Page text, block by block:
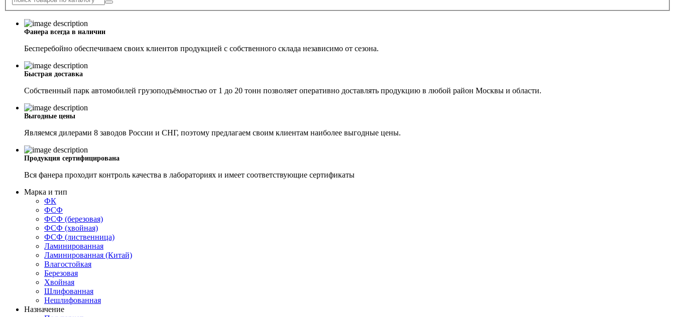
Фанера всегда в наличии
Бесперебойно обеспечиваем своих клиентов продукцией с собственного склада независимо от сезона.
Быстрая доставка
Собственный парк автомобилей грузоподъёмностью от 1 до 20 тонн позволяет оперативно доставлять продукцию в любой район Москвы и области.
Выгодные цены
Являемся дилерами 8 заводов России и СНГ, поэтому предлагаем своим клиентам наиболее выгодные цены.
Продукция сертифицирована
Вся фанера проходит контроль качества в лабораториях и имеет соответствующие сертификаты
Марка и тип
ФК
ФСФ
ФСФ (березовая)
ФСФ (хвойная)
ФСФ (лиственница)
Ламинированная
Ламинированная (Китай)
Влагостойкая
Березовая
Хвойная
Шлифованная
Нешлифованная
Назначение